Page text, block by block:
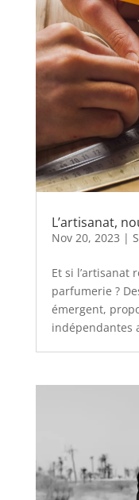
L’artisanat,
Nov 20, 2023 |
Et si l’artisanat
parfumerie ?
émergent,
indépendantes